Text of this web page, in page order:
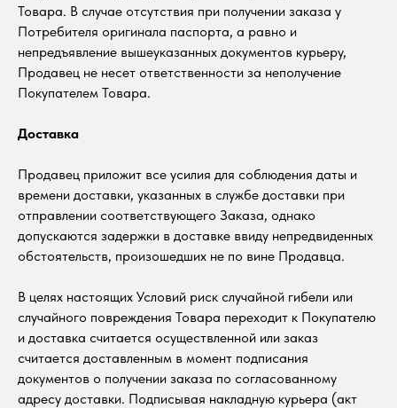
Товара. В случае отсутствия при получении заказа у
Потребителя оригинала паспорта, а равно и
непредъявление вышеуказанных документов курьеру,
Продавец не несет ответственности за неполучение
Покупателем Товара.
Доставка
Продавец приложит все усилия для соблюдения даты и
времени доставки, указанных в службе доставки при
отправлении соответствующего Заказа, однако
допускаются задержки в доставке ввиду непредвиденных
обстоятельств, произошедших не по вине Продавца.
В целях настоящих Условий риск случайной гибели или
случайного повреждения Товара переходит к Покупателю
и доставка считается осуществленной или заказ
считается доставленным в момент подписания
документов о получении заказа по согласованному
адресу доставки. Подписывая накладную курьера (акт